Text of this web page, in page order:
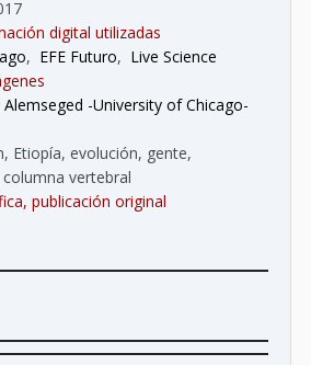
digital utilizadas
, EFE Futuro, Live Science
-University of Chicago-
Etiopía, evolución, gente,
vertebral
publicación original